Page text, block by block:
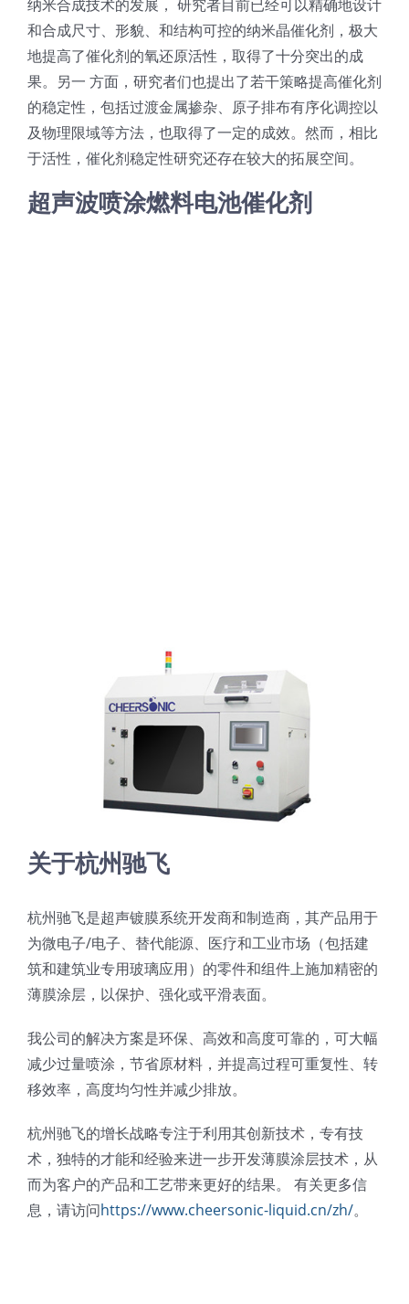
超声波喷涂原理
喷涂的影响因素
超声波喷雾成型系统
纳米合成技术的发展， 研究者目前已经可以精确地设计
和合成尺寸、形貌、和结构可控的纳米晶催化剂，极大
地提高了催化剂的氧还原活性，取得了十分突出的成
果。另一 方面，研究者们也提出了若干策略提高催化剂
的稳定性，包括过渡金属掺杂、原子排布有序化调控以
及物理限域等方法，也取得了一定的成效。然而，相比
于活性，催化剂稳定性研究还存在较大的拓展空间。
超声波喷涂燃料电池催化剂
关于杭州驰飞
杭州驰飞是超声镀膜系统开发商和制造商，其产品用于
为微电子/电子、替代能源、医疗和工业市场（包括建
筑和建筑业专用玻璃应用）的零件和组件上施加精密的
薄膜涂层，以保护、强化或平滑表面。
我公司的解决方案是环保、高效和高度可靠的，可大幅
减少过量喷涂，节省原材料，并提高过程可重复性、转
移效率，高度均匀性并减少排放。
杭州驰飞的增长战略专注于利用其创新技术，专有技
术，独特的才能和经验来进一步开发薄膜涂层技术，从
而为客户的产品和工艺带来更好的结果。 有关更多信
息，请访问https://www.cheersonic-liquid.cn/zh/。